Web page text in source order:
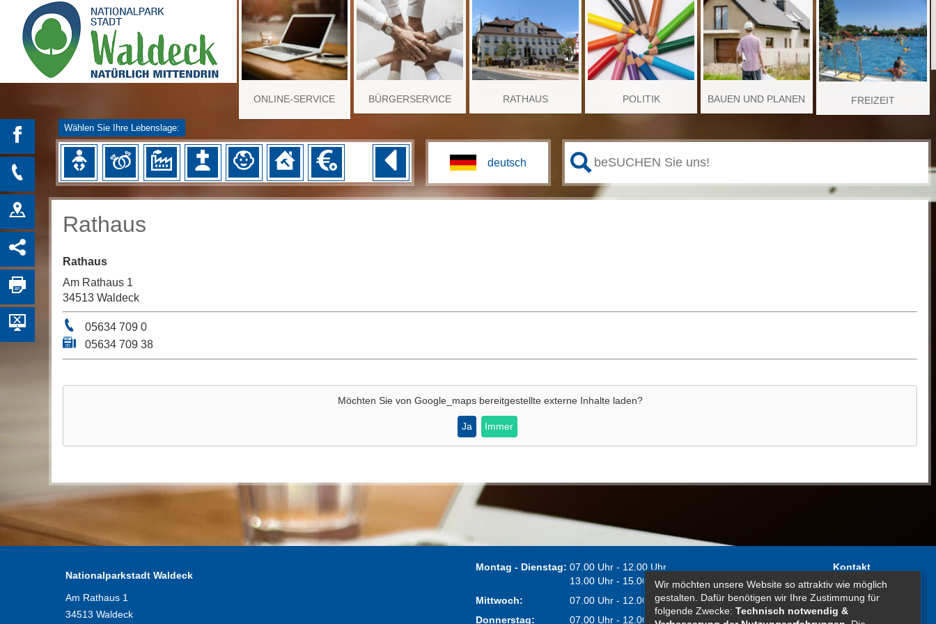
ONLINE-SERVICE BÜRGERSERVICE RATHAUS POLITIK BAUEN UND PLANEN FREIZEIT
Wählen Sie Ihre Lebenslage:
Rathaus
Rathaus
Am Rathaus 1
34513 Waldeck
05634 709 0
05634 709 38
Möchten Sie von Google_mapsbereitgestellte externe Inhalte laden?
Ja Immer
Nationalparkstadt Waldeck
Am Rathaus 1
34513 Waldeck
Montag - Dienstag: 07.00 Uhr - 12.00 Uhr
13.00 Uhr - 15.00 Uhr
Mittwoch:
07.00 Uhr - 12.00 Uhr
Donnerstag:
07.00 Uhr - 12.00 Uhr
Kontakt
Impressum
Erklärung zur
Barrierefreiheit
Wir möchten unsere Website so attraktiv wie möglich
gestalten. Dafür benötigen wir Ihre Zustimmung für
folgende Zwecke: Technisch notwendig &